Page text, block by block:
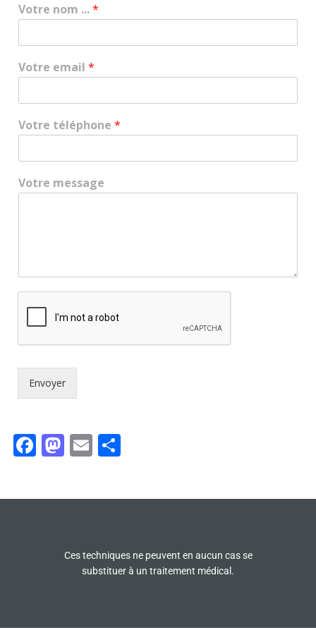
Votre nom ...*
Votre email *
Votre téléphone *
Votre message
Envoyer
Facebook
Mastodon
Email
Ces techniques ne peuvent en aucun cas se
substituer à un traitement médical.